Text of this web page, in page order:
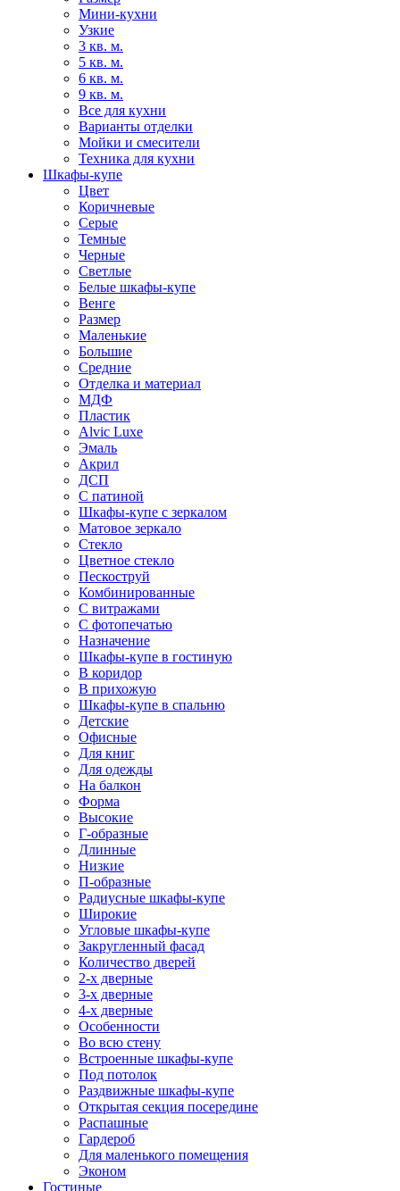
Мини-кухни
Узкие
3 кв. м.
5 кв. м.
6 кв. м.
9 кв. м.
Все для кухни
Варианты отделки
Мойки и смесители
Техника для кухни
Шкафы-купе
Цвет
Коричневые
Серые
Темные
Черные
Светлые
Белые шкафы-купе
Венге
Размер
Маленькие
Большие
Средние
Отделка и материал
МДФ
Пластик
Alvic Luxe
Эмаль
Акрил
ДСП
С патиной
Шкафы-купе с зеркалом
Матовое зеркало
Стекло
Цветное стекло
Пескоструй
Комбинированные
С витражами
С фотопечатью
Назначение
Шкафы-купе в гостиную
В коридор
В прихожую
Шкафы-купе в спальню
Детские
Офисные
Для книг
Для одежды
На балкон
Форма
Высокие
Г-образные
Длинные
Низкие
П-образные
Радиусные шкафы-купе
Широкие
Угловые шкафы-купе
Закругленный фасад
Количество дверей
2-х дверные
3-х дверные
4-х дверные
Особенности
Во всю стену
Встроенные шкафы-купе
Под потолок
Раздвижные шкафы-купе
Открытая секция посередине
Распашные
Гардероб
Для маленького помещения
Эконом
Гостиные